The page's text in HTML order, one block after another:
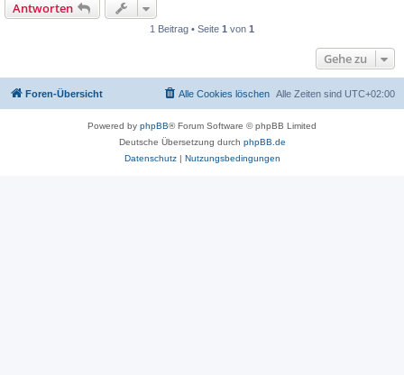
Antworten
1 Beitrag • Seite 1 von 1
Gehe zu
Foren-Übersicht Alle Zeiten sind UTC+02:00
Alle Cookies löschen
Powered by phpBB® Forum Software © phpBB Limited
Deutsche Übersetzung durch phpBB.de
Datenschutz| Nutzungsbedingungen